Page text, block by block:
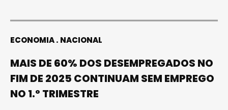
ECONOMIA NACIONAL
MAIS DE 60% DOS DESEMPREGADOS NO
FIM DE 2025 CONTINUAM SEM EMPREGO
NO 1.º TRIMESTRE